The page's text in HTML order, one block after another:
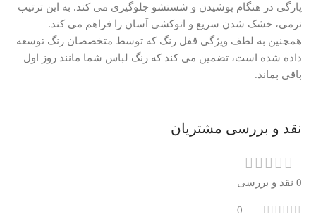
پارگی در هنگام پوشیدن و شستشو جلوگیری می کند. به این ترتیب
نرمی، خشک شدن سریع و اتوکشی آسان را فراهم می کند.
همچنین به لطف ویژگی قفل رنگ که توسط متخصصان رنگ توسعه
داده شده است، تضمین می کند که رنگ لباس شما مانند روز اول
باقی بماند.
نقد و بررسی مشتریان
0 نقد و بررسی
0